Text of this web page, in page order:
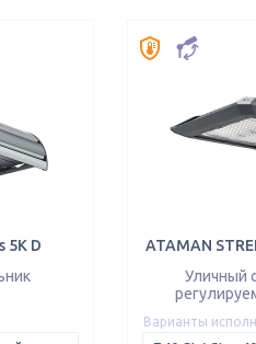
5K D
ATAMAN
Уличный
Варианты